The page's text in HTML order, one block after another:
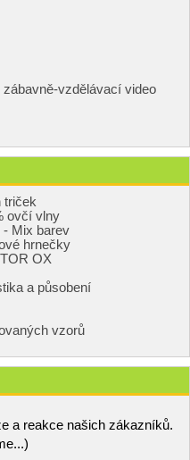
vzdělávací video
triček
ovčí vlny
Mix barev
hrnečky
OX
a působení
vzorů
a reakce našich zákazníků.